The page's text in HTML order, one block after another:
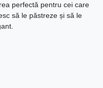
perfectă pentru cei care
să le păstreze și să le